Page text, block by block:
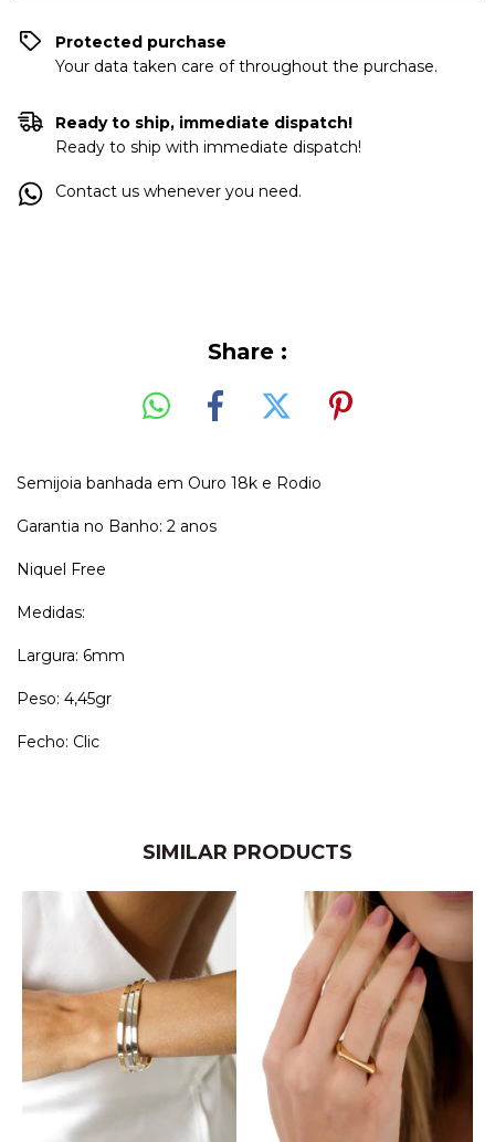
Protected purchase
Your data taken care of throughout the purchase.
Ready to ship, immediate dispatch!
Ready to ship with immediate dispatch!
Contact us whenever you need.
Share :
Semijoia banhada em Ouro 18k e Rodio
Garantia no Banho: 2 anos
Niquel Free
Medidas:
Largura: 6mm
Peso: 4,45gr
Fecho: Clic
SIMILAR PRODUCTS